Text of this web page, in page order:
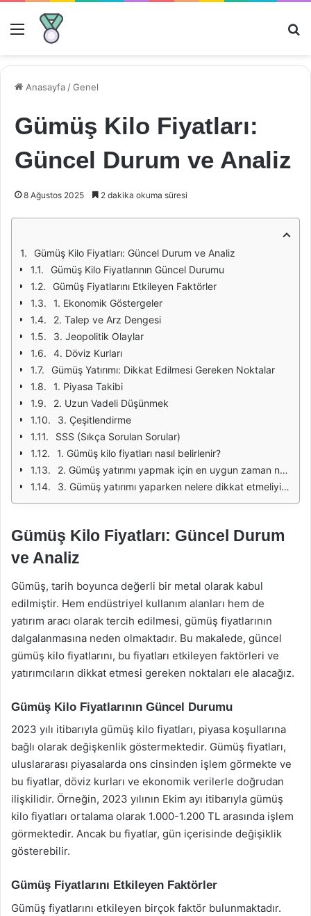
Menü
Anasayfa /Genel
Gümüş Kilo Fiyatları:
Güncel Durum ve Analiz
8 Ağustos 2025 2 dakika okuma süresi
Gümüş Kilo Fiyatları: Güncel Durum ve Analiz
Gümüş Kilo Fiyatlarının Güncel Durumu
Gümüş Fiyatlarını Etkileyen Faktörler
1. Ekonomik Göstergeler
2. Talep ve Arz Dengesi
3. Jeopolitik Olaylar
4. Döviz Kurları
Gümüş Yatırımı: Dikkat Edilmesi Gereken Noktalar
1. Piyasa Takibi
2. Uzun Vadeli Düşünmek
3. Çeşitlendirme
SSS (Sıkça Sorulan Sorular)
1. Gümüş kilo fiyatları nasıl belirlenir?
2. Gümüş yatırımı yapmak için en uygun zaman nedir?
3. Gümüş yatırımı yaparken nelere dikkat etmeliyim?
Gümüş Kilo Fiyatları: Güncel Durum
ve Analiz
Gümüş, tarih boyunca değerli bir metal olarak kabul
edilmiştir. Hem endüstriyel kullanım alanları hem de
yatırım aracı olarak tercih edilmesi, gümüş fiyatlarının
dalgalanmasına neden olmaktadır. Bu makalede, güncel
gümüş kilo fiyatlarını, bu fiyatları etkileyen faktörleri ve
yatırımcıların dikkat etmesi gereken noktaları ele alacağız.
Gümüş Kilo Fiyatlarının Güncel Durumu
2023 yılı itibarıyla gümüş kilo fiyatları, piyasa koşullarına
bağlı olarak değişkenlik göstermektedir. Gümüş fiyatları,
uluslararası piyasalarda ons cinsinden işlem görmekte ve
bu fiyatlar, döviz kurları ve ekonomik verilerle doğrudan
ilişkilidir. Örneğin, 2023 yılının Ekim ayı itibarıyla gümüş
kilo fiyatları ortalama olarak 1.000-1.200 TL arasında işlem
görmektedir. Ancak bu fiyatlar, gün içerisinde değişiklik
gösterebilir.
Gümüş Fiyatlarını Etkileyen Faktörler
Gümüş fiyatlarını etkileyen birçok faktör bulunmaktadır.